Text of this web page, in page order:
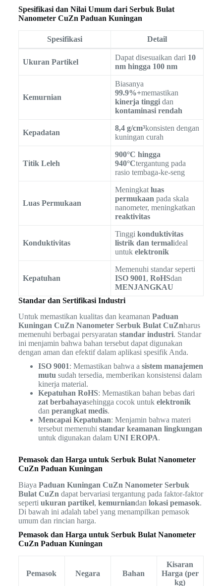
Spesifikasi dan Nilai Umum dari Serbuk Bulat
Nanometer CuZn Paduan Kuningan
Spesifikasi Detail
Ukuran Partikel
Dapat disesuaikan dari 10
nm hingga 100 nm
Kemurnian
Biasanya
99.9%+memastikan
kinerja tinggidan
kontaminasi rendah
Kepadatan
8,4 g/cm³konsisten dengan
kuningan curah
Titik Leleh
900°C hingga
940°Ctergantung pada
rasio tembaga-ke-seng
Luas Permukaan
Meningkat luas
permukaan pada skala
nanometer, meningkatkan
reaktivitas
Konduktivitas
Tinggi konduktivitas
listrik dan termalideal
untuk elektronik
Kepatuhan
Memenuhi standar seperti
ISO 9001, RoHSdan
MENJANGKAU
Standar dan Sertifikasi Industri
Untuk memastikan kualitas dan keamanan Paduan
Kuningan CuZn Nanometer Serbuk Bulat CuZnharus
memenuhi berbagai persyaratan standar industri. Standar
ini menjamin bahwa bahan tersebut dapat digunakan
dengan aman dan efektif dalam aplikasi spesifik Anda.
ISO 9001: Memastikan bahwa a sistem manajemen
mutu sudah tersedia, memberikan konsistensi dalam
kinerja material.
Kepatuhan RoHS: Memastikan bahan bebas dari
zat berbahayasehingga cocok untuk elektronik
dan perangkat medis.
Mencapai Kepatuhan: Menjamin bahwa materi
tersebut memenuhi standar keamanan lingkungan
untuk digunakan dalam UNI EROPA.
Pemasok dan Harga untuk Serbuk Bulat Nanometer
CuZn Paduan Kuningan
Biaya Paduan Kuningan CuZn Nanometer Serbuk
Bulat CuZn dapat bervariasi tergantung pada faktor-faktor
seperti ukuran partikel, kemurniandan lokasi pemasok.
Di bawah ini adalah tabel yang menampilkan pemasok
umum dan rincian harga.
Pemasok dan Harga untuk Serbuk Bulat Nanometer
CuZn Paduan Kuningan
Pemasok Negara Bahan
Kisaran
Harga (per
kg)